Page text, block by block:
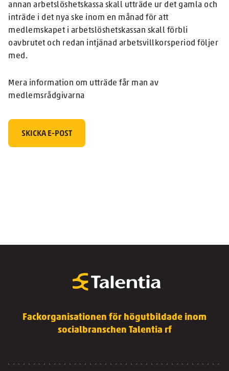
annan arbetslöshetskassa skall utträde ur det gamla och
inträde i det nya ske inom en månad för att
medlemskapet i arbetslöshetskassan skall förbli
oavbrutet och redan intjänad arbetsvillkorsperiod följer
med.
Mera information om utträde får man av
medlemsrådgivarna
SKICKA E-POST
Fackorganisationen för högutbildade inom
socialbranschen Talentia rf